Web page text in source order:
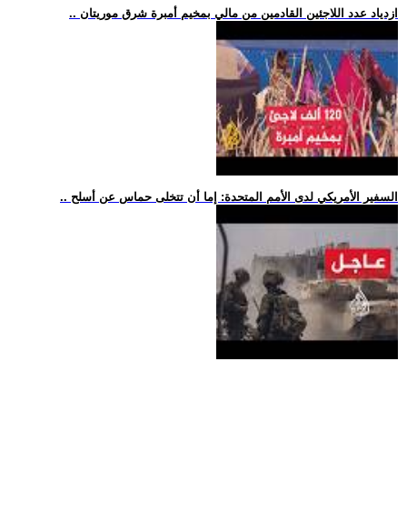
.. ازدياد عدد اللاجئين القادمين من مالي بمخيم أمبرة شرق موريتان
.. السفير الأمريكي لدى الأمم المتحدة: إما أن تتخلى حماس عن أسلح